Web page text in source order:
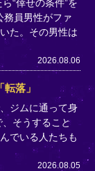
“倖せの条件”を
務員男性がファ
た。その男性は
2026.08.06
落」
ジムに通って身
そうすること
でいる人たちも
2026.08.05